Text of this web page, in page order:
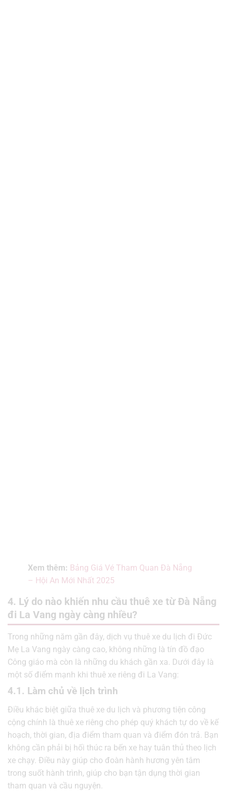
Xem thêm: Bảng Giá Vé Tham Quan Đà Nẵng
– Hội An Mới Nhất 2025
4. Lý do nào khiến nhu cầu thuê xe từ Đà Nẵng
đi La Vang ngày càng nhiều?
Trong những năm gần đây, dịch vụ thuê xe du lịch đi Đức
Mẹ La Vang ngày càng cao, không những là tín đồ đạo
Công giáo mà còn là những du khách gần xa. Dưới đây là
một số điểm mạnh khi thuê xe riêng đi La Vang:
4.1. Làm chủ về lịch trình
Điều khác biệt giữa thuê xe du lịch và phương tiện công
cộng chính là thuê xe riêng cho phép quý khách tự do về kế
hoạch, thời gian, địa điểm tham quan và điểm đón trả. Bạn
không cần phải bị hối thúc ra bến xe hay tuân thủ theo lịch
xe chạy. Điều này giúp cho đoàn hành hương yên tâm
trong suốt hành trình, giúp cho bạn tận dụng thời gian
tham quan và cầu nguyện.